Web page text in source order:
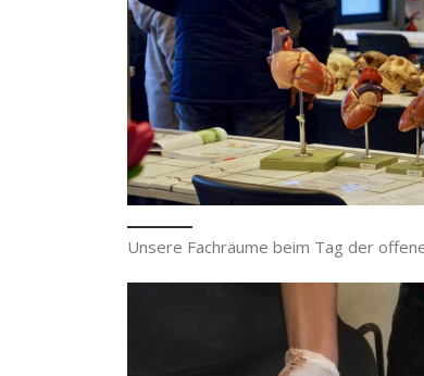
Unsere Fachräume beim Tag der